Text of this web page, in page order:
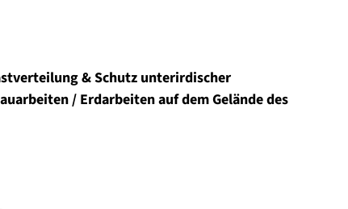
& Schutz unterirdischer
/ Erdarbeiten auf dem Gelände des